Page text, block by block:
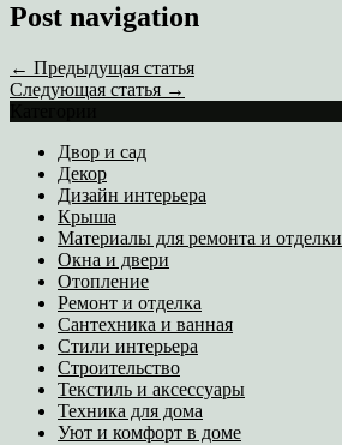
Post navigation
← Предыдущая статья
Следующая статья →
Двор и сад
Декор
Дизайн интерьера
Крыша
Материалы для ремонта и отделки
Окна и двери
Отопление
Ремонт и отделка
Сантехника и ванная
Стили интерьера
Строительство
Текстиль и аксессуары
Техника для дома
Уют и комфорт в доме